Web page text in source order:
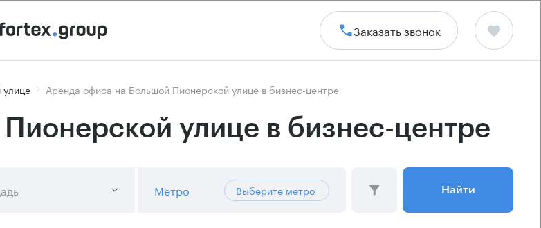
Заказать звонок
Аренда офиса на Большой Пионерской улице в бизнес-центре
улице в бизнес-центре
Метро Выберите метро Найти